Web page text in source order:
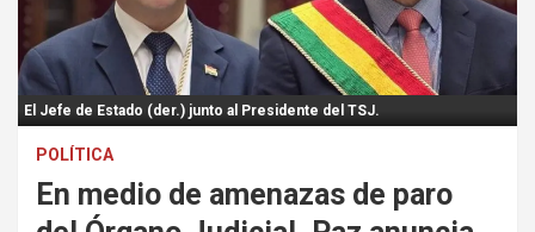
El Jefe de Estado (der.) junto al Presidente del TSJ.
POLÍTICA
En medio de amenazas de paro